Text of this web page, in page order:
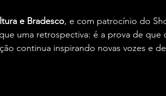
e Bradesco, e com patrocínio do
uma retrospectiva: é a prova de que
continua inspirando novas vozes e